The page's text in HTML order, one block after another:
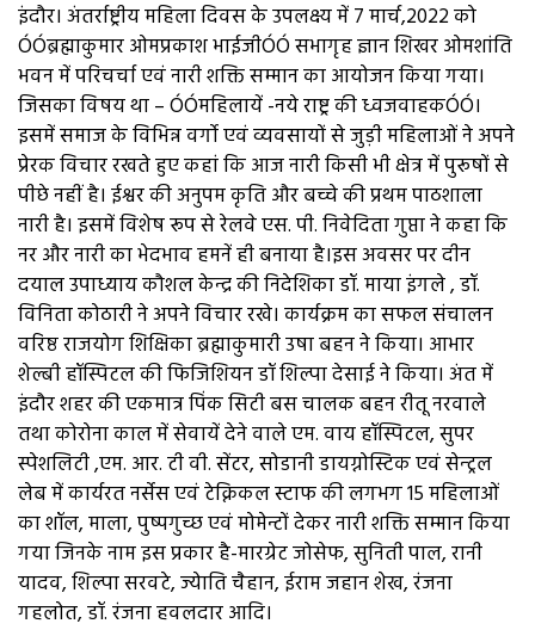
इंदौर। अंतर्राष्ट्रीय महिला दिवस के उपलक्ष्य में 7 मार्च,2022 को
ÓÓब्रह्माकुमार ओमप्रकाश भाईजीÓÓ सभागृह ज्ञान शिखर ओमशांति
भवन में परिचर्चा एवं नारी शक्ति सम्मान का आयोजन किया गया।
जिसका विषय था – ÓÓमहिलायें -नये राष्ट्र की ध्वजवाहकÓÓ।
इसमें समाज के विभिन्न वर्गो एवं व्यवसायों से जुड़ी महिलाओं ने अपने
प्रेरक विचार रखते हुए कहां कि आज नारी किसी भी क्षेत्र में पुरूषों से
पीछे नहीं है। ईश्वर की अनुपम कृति और बच्चे की प्रथम पाठशाला
नारी है। इसमें विशेष रूप से रेलवे एस. पी. निवेदिता गुप्ता ने कहा कि
नर और नारी का भेदभाव हमनें ही बनाया है।इस अवसर पर दीन
दयाल उपाध्याय कौशल केन्द्र की निदेशिका डॉ. माया इंगले , डॉ.
विनिता कोठारी ने अपने विचार रखे। कार्यक्रम का सफल संचालन
वरिष्ठ राजयोग शिक्षिका ब्रह्माकुमारी उषा बहन ने किया। आभार
शेल्बी हॉस्पिटल की फिजिशियन डॉ शिल्पा देसाई ने किया। अंत में
इंदौर शहर की एकमात्र पिंक सिटी बस चालक बहन रीतू नरवाले
तथा कोरोना काल में सेवायें देने वाले एम. वाय हॉस्पिटल, सुपर
स्पेशलिटी ,एम. आर. टी वी. सेंटर, सोडानी डायग्नोस्टिक एवं सेन्ट्रल
लेब में कार्यरत नर्सेस एवं टेक्निकल स्टाफ की लगभग 15 महिलाओं
का शॉल, माला, पुष्पगुच्छ एवं मोमेन्टों देकर नारी शक्ति सम्मान किया
गया जिनके नाम इस प्रकार है-मारग्रेट जोसेफ, सुनिती पाल, रानी
यादव, शिल्पा सरवटे, ज्येाति चैहान, ईराम जहान शेख, रंजना
गहलोत, डॉ. रंजना हवलदार आदि।